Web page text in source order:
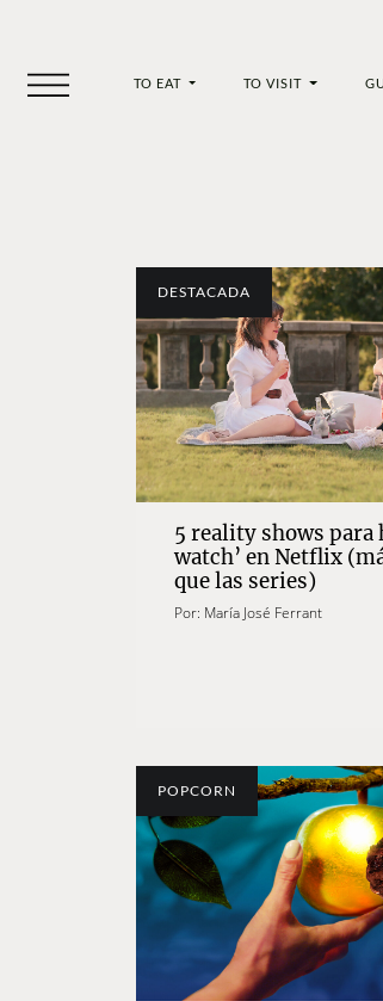
TO EAT TO VISIT
DESTACADA
5 reality shows para
watch’ en Netflix
que las series)
Por: María José Ferrant
POPCORN